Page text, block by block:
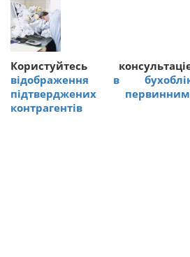
Користуйтесь
відображення в
підтверджених
контрагентів